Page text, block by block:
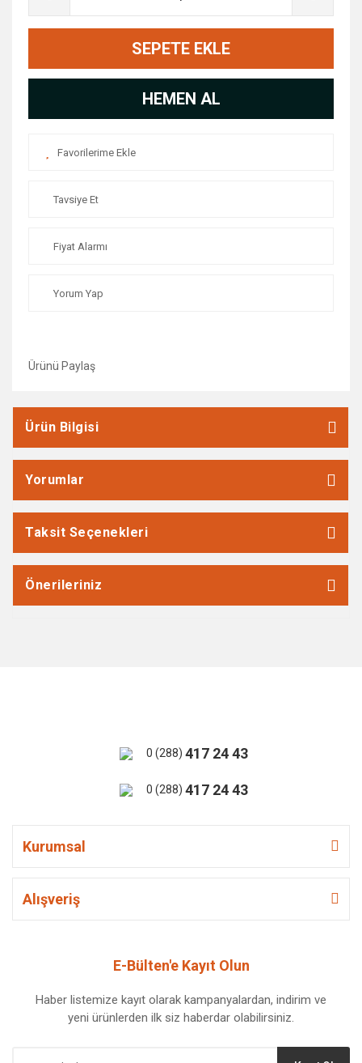
SEPETE EKLE
HEMEN AL
Tavsiye Et
Fiyat Alarmı
Yorum Yap
Ürünü Paylaş
Ürün Bilgisi
Yorumlar
Taksit Seçenekleri
Önerileriniz
0 (288) 417 24 43
0 (288) 417 24 43
Kurumsal
Alışveriş
E-Bülten'e Kayıt Olun
Haber listemize kayıt olarak kampanyalardan, indirim ve
yeni ürünlerden ilk siz haberdar olabilirsiniz.